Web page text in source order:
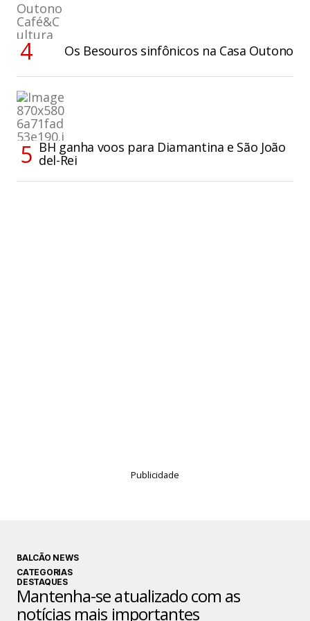
Os Besouros sinfônicos na Casa Outono
BH ganha voos para Diamantina e São João
del-Rei
Publicidade
BALCÃO NEWS
CATEGORIAS
DESTAQUES
Mantenha-se atualizado com as
notícias mais importantes